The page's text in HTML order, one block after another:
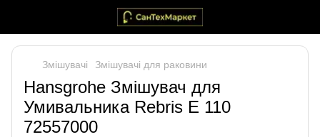
Змішувачі Змішувачі для раковини
Hansgrohe Змішувач для
Умивальника Rebris E 110
72557000